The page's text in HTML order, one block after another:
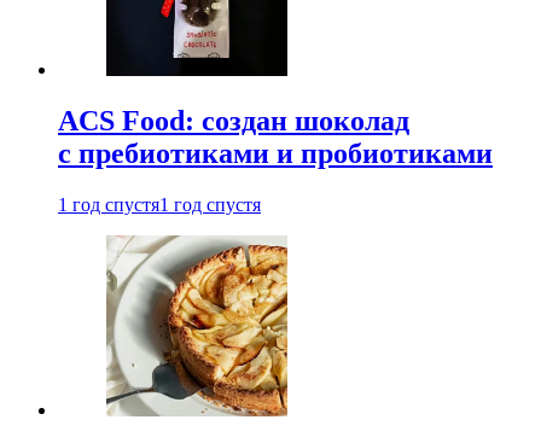
ACS Food: создан шоколад
с пребиотиками и пробиотиками
1 год спустя1 год спустя